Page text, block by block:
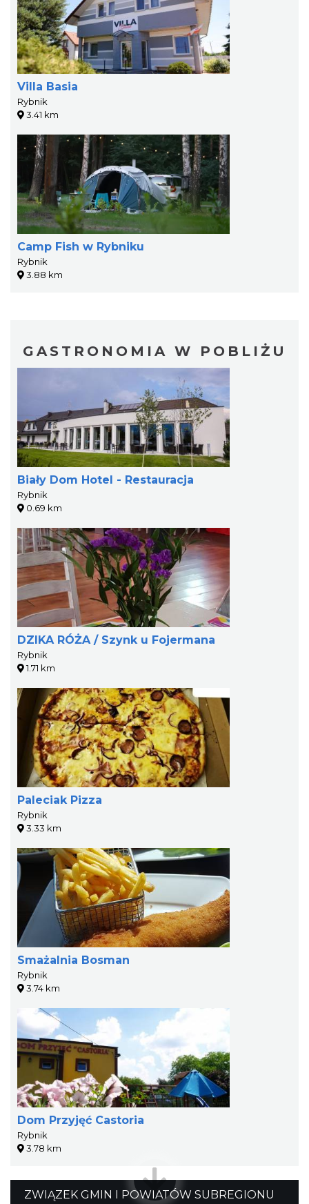
Villa Basia
Rybnik
3.41 km
Camp Fish w Rybniku
Rybnik
3.88 km
GASTRONOMIA W POBLIŻU
Biały Dom Hotel - Restauracja
Rybnik
0.69 km
DZIKA RÓŻA / Szynk u Fojermana
Rybnik
1.71 km
Paleciak Pizza
Rybnik
3.33 km
Smażalnia Bosman
Rybnik
3.74 km
Dom Przyjęć Castoria
Rybnik
3.78 km
ZWIĄZEK GMIN I POWIATÓW SUBREGIONU